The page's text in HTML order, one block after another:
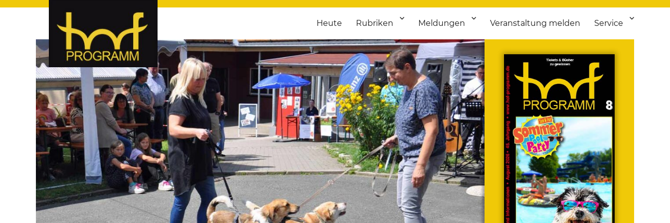
hof-programm – das Veranstaltungsportal für Hochfranken
hof-programm – das Veranstaltungsportal für Hof und Hochfranken. Täglich aktuelle Termine von Kultur bis Sport, von Theater bis Flohmarkt.
Heute Rubriken Meldungen Veranstaltung melden Service